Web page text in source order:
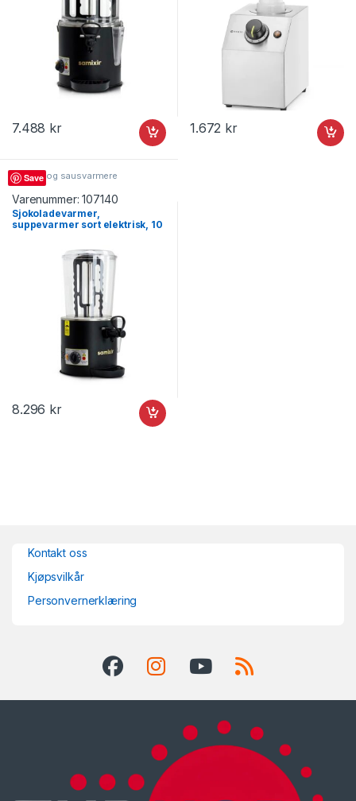
7.488 kr 1.672 kr
Save
Suppe- og sausvarmere
Varenummer:107140
Sjokoladevarmer,
suppevarmer sort elektrisk, 10
8.296 kr
Kontakt oss
Kjøpsvilkår
Personvernerklæring